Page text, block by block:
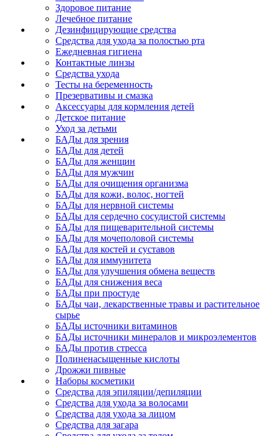
Здоровое питание
Лечебное питание
Дезинфицирующие средства
Средства для ухода за полостью рта
Ежедневная гигиена
Контактные линзы
Средства ухода
Тесты на беременность
Презервативы и смазка
Аксессуары для кормления детей
Детское питание
Уход за детьми
БАДы для зрения
БАДы для детей
БАДы для женщин
БАДы для мужчин
БАДы для очищения организма
БАДы для кожи, волос, ногтей
БАДы для нервной системы
БАДы для сердечно сосудистой системы
БАДы для пищеварительной системы
БАДы для мочеполовой системы
БАДы для костей и суставов
БАДы для иммунитета
БАДы для улучшения обмена веществ
БАДы для снижения веса
БАДы при простуде
БАДы чаи, лекарственные травы и растительное
сырье
БАДы источники витаминов
БАДы источники минералов и микроэлементов
БАДы против стресса
Полиненасыщенные кислоты
Дрожжи пивные
Наборы косметики
Средства для эпиляции/депиляции
Средства для ухода за волосами
Средства для ухода за лицом
Средства для загара